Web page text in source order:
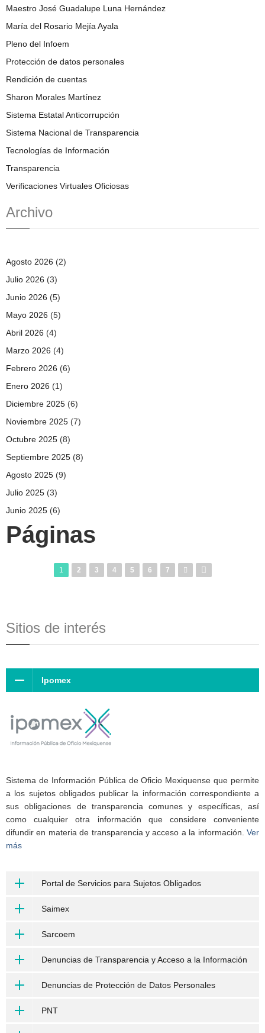
Maestro José Guadalupe Luna Hernández
María del Rosario Mejía Ayala
Pleno del Infoem
Protección de datos personales
Rendición de cuentas
Sharon Morales Martínez
Sistema Estatal Anticorrupción
Sistema Nacional de Transparencia
Tecnologías de Información
Transparencia
Verificaciones Virtuales Oficiosas
Archivo
Agosto 2026 (2)
Julio 2026 (3)
Junio 2026 (5)
Mayo 2026 (5)
Abril 2026 (4)
Marzo 2026 (4)
Febrero 2026 (6)
Enero 2026 (1)
Diciembre 2025 (6)
Noviembre 2025 (7)
Octubre 2025 (8)
Septiembre 2025 (8)
Agosto 2025 (9)
Julio 2025 (3)
Junio 2025 (6)
Páginas
1 2 3 4 5 6 7
Sitios de interés
Ipomex
Sistema de Información Pública de Oficio Mexiquense que permite
a los sujetos obligados publicar la información correspondiente a
sus obligaciones de transparencia comunes y específicas, así
como cualquier otra información que considere conveniente
difundir en materia de transparencia y acceso a la información. Ver
más
Portal de Servicios para Sujetos Obligados
Saimex
Sarcoem
Denuncias de Transparencia y Acceso a la Información
Denuncias de Protección de Datos Personales
PNT